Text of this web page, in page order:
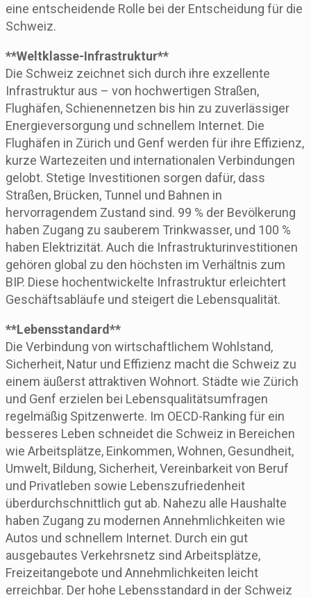
eine entscheidende Rolle bei der Entscheidung für die
Schweiz.
**Weltklasse-Infrastruktur**
Die Schweiz zeichnet sich durch ihre exzellente
Infrastruktur aus – von hochwertigen Straßen,
Flughäfen, Schienennetzen bis hin zu zuverlässiger
Energieversorgung und schnellem Internet. Die
Flughäfen in Zürich und Genf werden für ihre Effizienz,
kurze Wartezeiten und internationalen Verbindungen
gelobt. Stetige Investitionen sorgen dafür, dass
Straßen, Brücken, Tunnel und Bahnen in
hervorragendem Zustand sind. 99 % der Bevölkerung
haben Zugang zu sauberem Trinkwasser, und 100 %
haben Elektrizität. Auch die Infrastrukturinvestitionen
gehören global zu den höchsten im Verhältnis zum
BIP. Diese hochentwickelte Infrastruktur erleichtert
Geschäftsabläufe und steigert die Lebensqualität.
**Lebensstandard**
Die Verbindung von wirtschaftlichem Wohlstand,
Sicherheit, Natur und Effizienz macht die Schweiz zu
einem äußerst attraktiven Wohnort. Städte wie Zürich
und Genf erzielen bei Lebensqualitätsumfragen
regelmäßig Spitzenwerte. Im OECD-Ranking für ein
besseres Leben schneidet die Schweiz in Bereichen
wie Arbeitsplätze, Einkommen, Wohnen, Gesundheit,
Umwelt, Bildung, Sicherheit, Vereinbarkeit von Beruf
und Privatleben sowie Lebenszufriedenheit
überdurchschnittlich gut ab. Nahezu alle Haushalte
haben Zugang zu modernen Annehmlichkeiten wie
Autos und schnellem Internet. Durch ein gut
ausgebautes Verkehrsnetz sind Arbeitsplätze,
Freizeitangebote und Annehmlichkeiten leicht
erreichbar. Der hohe Lebensstandard in der Schweiz